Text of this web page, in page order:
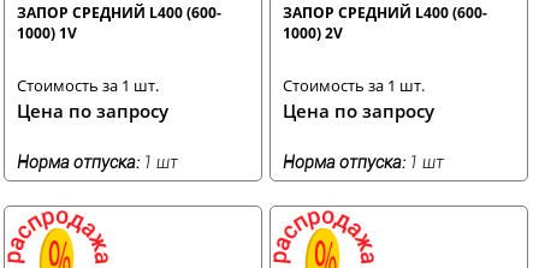
ЗАПОР СРЕДНИЙ L400 (600-
1000) 1V
Стоимость за 1 шт.
Цена по запросу
Норма отпуска: 1 шт
ЗАПОР СРЕДНИЙ L400 (600-
1000) 2V
Стоимость за 1 шт.
Цена по запросу
Норма отпуска: 1 шт